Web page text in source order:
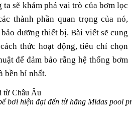
sẽ khám phá vai trò của bơm lọc
thành phần quan trọng của nó,
dưỡng thiết bị. Bài viết sẽ cung
thức hoạt động, tiêu chí chọn
để đảm bảo rằng hệ thống bơm
bền bỉ nhất.
bơi hiện đại đến từ hãng Midas pool